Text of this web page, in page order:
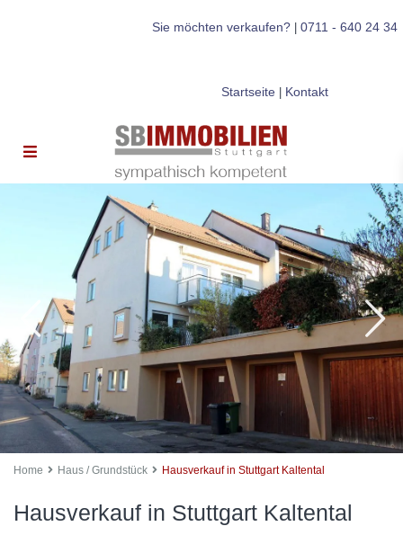
Sie möchten verkaufen?| 0711 - 640 24 34
Startseite| Kontakt
Home Haus / Grundstück Hausverkauf in Stuttgart Kaltental
Hausverkauf in Stuttgart Kaltental